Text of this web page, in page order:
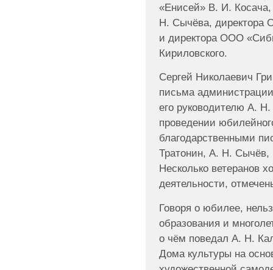
«Енисей» В. И.
Н. Сычёва, директора
и директора ООО
Кириловского.
Сергей Николаевич
письма
его руководителю А.
проведении
благодарственными
Тратонин, А. Н.
Несколько ветеранов
деятельности,
Говоря о юбилее,
образования и
о чём поведал А. Н.
Дома культуры на